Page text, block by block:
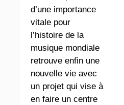
d’une importance
vitale pour
l’histoire de la
musique mondiale
retrouve enfin une
nouvelle vie avec
un projet qui vise à
en faire un centre